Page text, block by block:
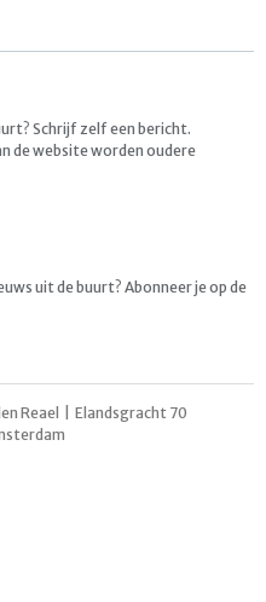
Schrijf zelf een bericht.
de website worden oudere
uit de buurt? Abonneer je op de
Reael | Elandsgracht 70